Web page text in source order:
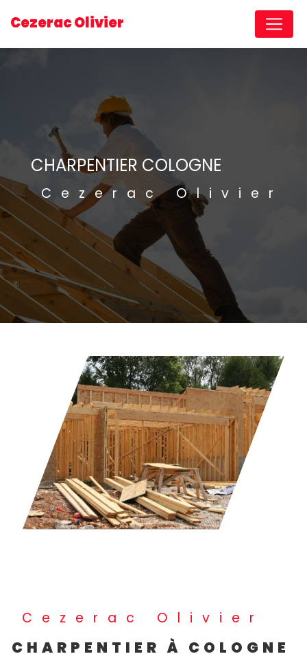
Cezerac Olivier
CHARPENTIER COLOGNE
Cezerac Olivier
Cezerac Olivier
CHARPENTIER À COLOGNE